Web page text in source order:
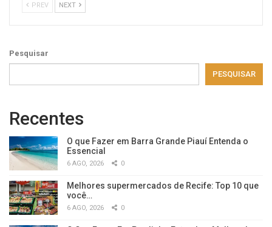
PREV NEXT
Pesquisar
PESQUISAR
Recentes
O que Fazer em Barra Grande Piauí Entenda o
Essencial
6 AGO, 2026 0
Melhores supermercados de Recife: Top 10 que
você…
6 AGO, 2026 0